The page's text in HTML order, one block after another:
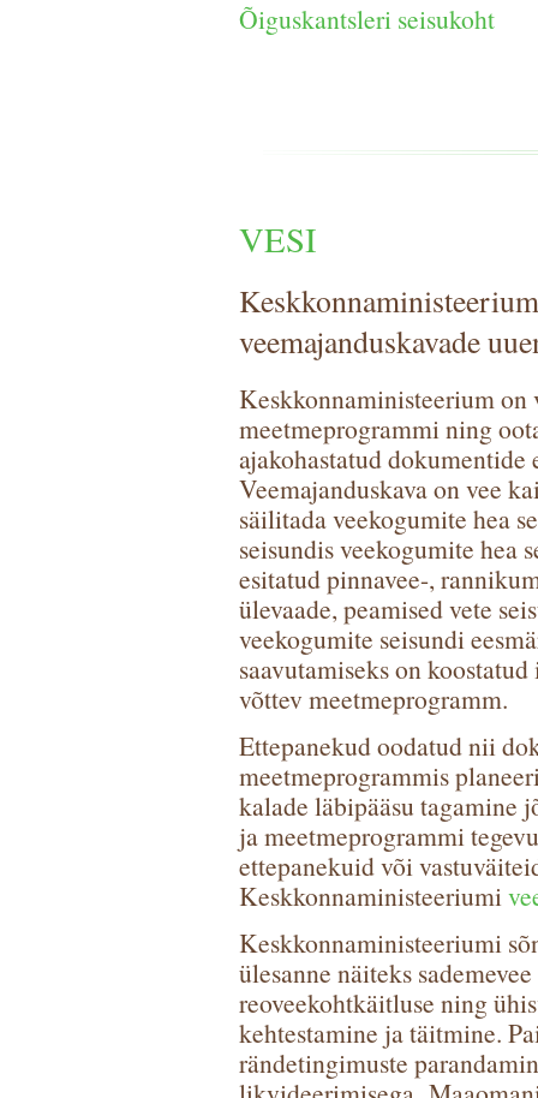
Õiguskantsleri seisukoht
VESI
veemajanduskavade
Keskkonnaministeerium on
meetmeprogrammi ning
ajakohastatud
Veemajanduskava on vee
säilitada veekogumite hea
seisundis veekogumite hea
esitatud pinnavee-,
ülevaade, peamised vete
veekogumite seisundi
saavutamiseks on
võttev meetmeprogramm.
Ettepanekud oodatud nii
meetmeprogrammis
kalade läbipääsu tagamine
ja meetmeprogrammi
ettepanekuid või
Keskkonnaministeeriumi
Keskkonnaministeeriumi
ülesanne näiteks
reoveekohtkäitluse ning
kehtestamine ja täitmine.
rändetingimuste